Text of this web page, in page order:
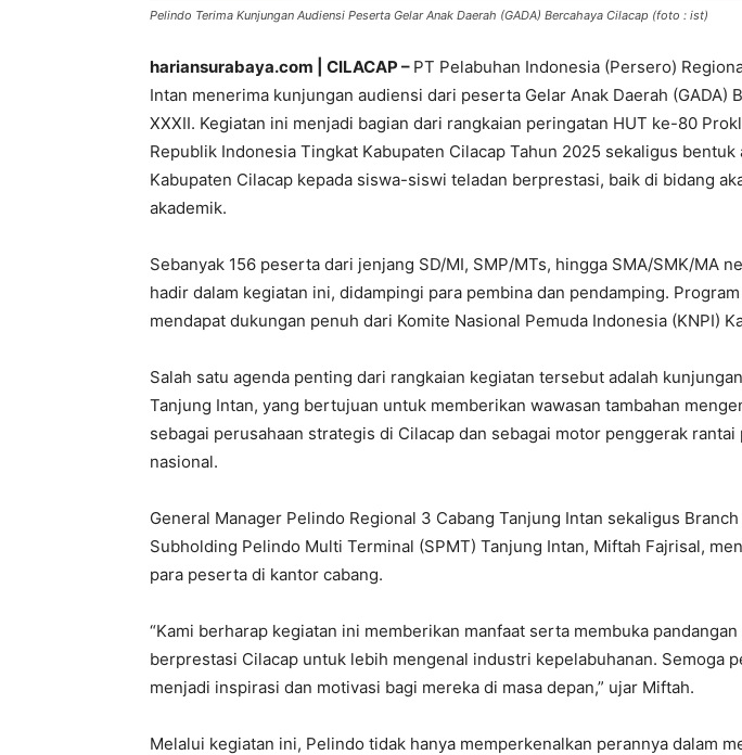
Pelindo Terima Kunjungan Audiensi Peserta Gelar Anak Daerah (GADA) Bercahaya Cilacap (foto : ist)
hariansurabaya.com | CILACAP – PT Pelabuhan Indonesia (Persero)
Intan menerima kunjungan audiensi dari peserta Gelar Anak Daerah (GADA)
XXXII. Kegiatan ini menjadi bagian dari rangkaian peringatan HUT ke-80
Republik Indonesia Tingkat Kabupaten Cilacap Tahun 2025 sekaligus
Kabupaten Cilacap kepada siswa-siswi teladan berprestasi, baik di bidang
akademik.
Sebanyak 156 peserta dari jenjang SD/MI, SMP/MTs, hingga SMA/SMK/MA
hadir dalam kegiatan ini, didampingi para pembina dan pendamping. Program
mendapat dukungan penuh dari Komite Nasional Pemuda Indonesia (KNPI)
Salah satu agenda penting dari rangkaian kegiatan tersebut adalah
Tanjung Intan, yang bertujuan untuk memberikan wawasan tambahan
sebagai perusahaan strategis di Cilacap dan sebagai motor penggerak
nasional.
General Manager Pelindo Regional 3 Cabang Tanjung Intan sekaligus
Subholding Pelindo Multi Terminal (SPMT) Tanjung Intan, Miftah Fajrisal,
para peserta di kantor cabang.
“Kami berharap kegiatan ini memberikan manfaat serta membuka
berprestasi Cilacap untuk lebih mengenal industri kepelabuhanan. Semoga
menjadi inspirasi dan motivasi bagi mereka di masa depan,” ujar Miftah.
Melalui kegiatan ini, Pelindo tidak hanya memperkenalkan perannya dalam